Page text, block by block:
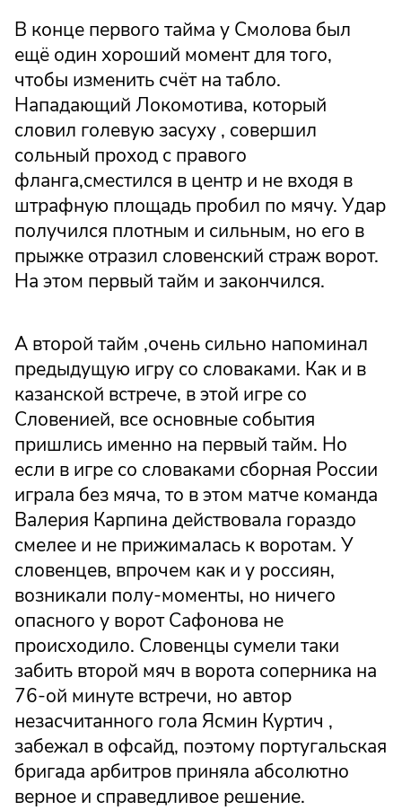
В конце первого тайма у Смолова был
ещё один хороший момент для того,
чтобы изменить счёт на табло.
Нападающий Локомотива, который
словил голевую засуху , совершил
сольный проход с правого
фланга,сместился в центр и не входя в
штрафную площадь пробил по мячу. Удар
получился плотным и сильным, но его в
прыжке отразил словенский страж ворот.
На этом первый тайм и закончился.
А второй тайм ,очень сильно напоминал
предыдущую игру со словаками. Как и в
казанской встрече, в этой игре со
Словенией, все основные события
пришлись именно на первый тайм. Но
если в игре со словаками сборная России
играла без мяча, то в этом матче команда
Валерия Карпина действовала гораздо
смелее и не прижималась к воротам. У
словенцев, впрочем как и у россиян,
возникали полу-моменты, но ничего
опасного у ворот Сафонова не
происходило. Словенцы сумели таки
забить второй мяч в ворота соперника на
76-ой минуте встречи, но автор
незасчитанного гола Ясмин Куртич ,
забежал в офсайд, поэтому португальская
бригада арбитров приняла абсолютно
верное и справедливое решение.